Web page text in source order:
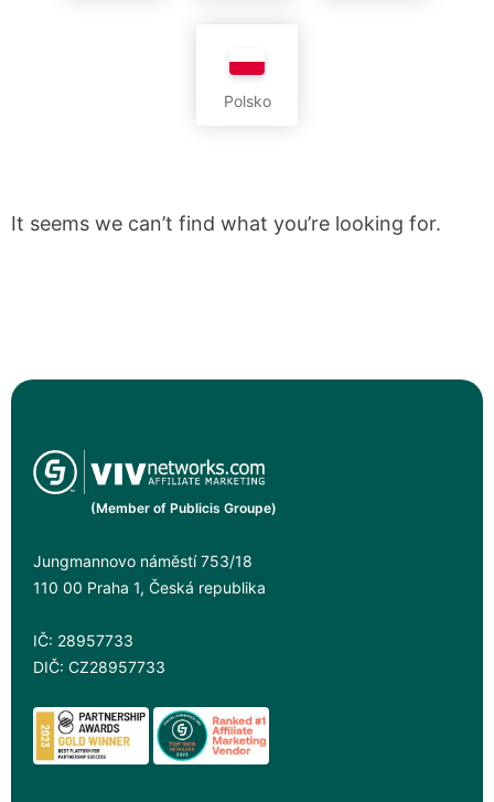
Polsko
It seems we can’t find what you’re looking for.
(Member of Publicis Groupe)
Jungmannovo náměstí 753/18
110 00 Praha 1, Česká republika
IČ: 28957733
DIČ: CZ28957733